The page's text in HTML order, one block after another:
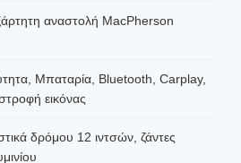
αναστολή MacPherson
Μπαταρία, Bluetooth, Carplay,
εικόνας
δρόμου 12 ιντσών, ζάντες